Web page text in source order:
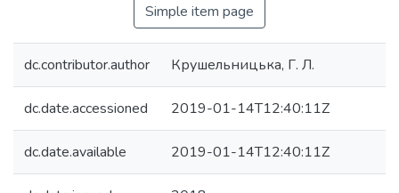
Simple item page
dc.contributor.author Крушельницька, Г. Л.
dc.date.accessioned 2019-01-14T12:40:11Z
dc.date.available 2019-01-14T12:40:11Z